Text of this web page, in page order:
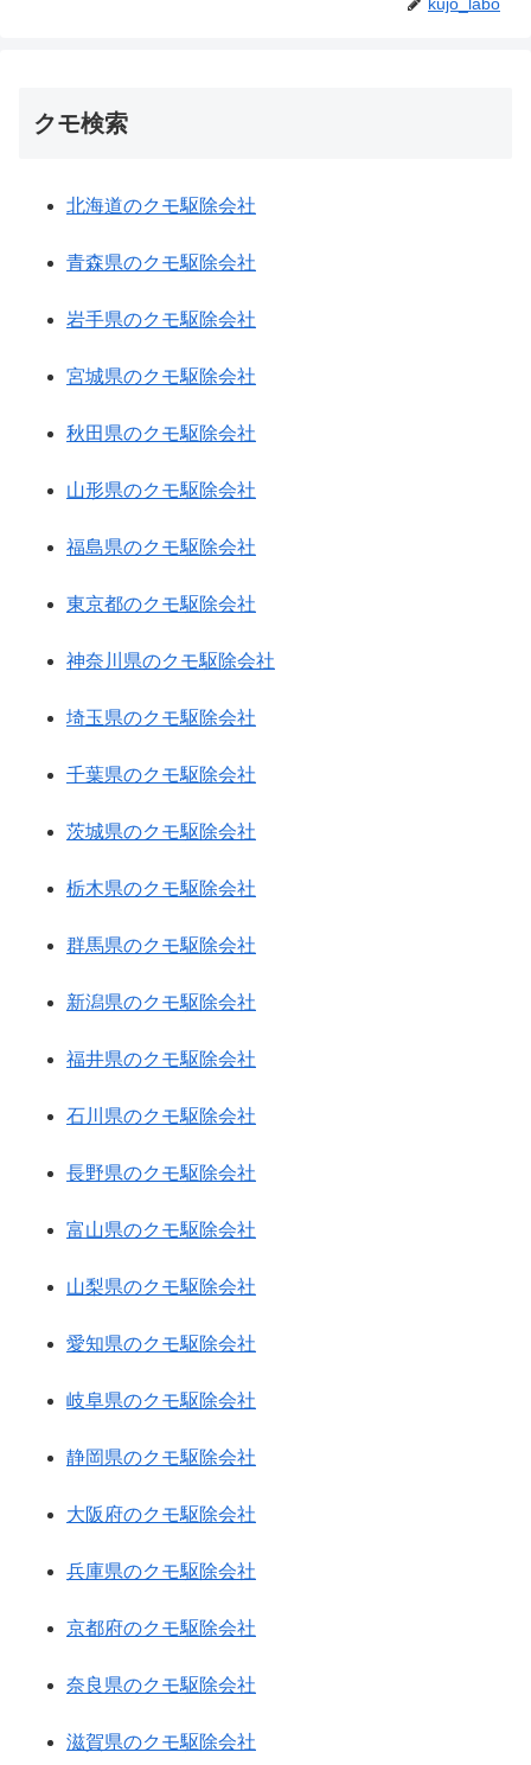
クモ検索
北海道のクモ駆除会社
青森県のクモ駆除会社
岩手県のクモ駆除会社
宮城県のクモ駆除会社
秋田県のクモ駆除会社
山形県のクモ駆除会社
福島県のクモ駆除会社
東京都のクモ駆除会社
神奈川県のクモ駆除会社
埼玉県のクモ駆除会社
千葉県のクモ駆除会社
茨城県のクモ駆除会社
栃木県のクモ駆除会社
群馬県のクモ駆除会社
新潟県のクモ駆除会社
福井県のクモ駆除会社
石川県のクモ駆除会社
長野県のクモ駆除会社
富山県のクモ駆除会社
山梨県のクモ駆除会社
愛知県のクモ駆除会社
岐阜県のクモ駆除会社
静岡県のクモ駆除会社
大阪府のクモ駆除会社
兵庫県のクモ駆除会社
京都府のクモ駆除会社
奈良県のクモ駆除会社
滋賀県のクモ駆除会社